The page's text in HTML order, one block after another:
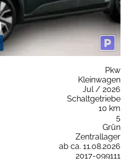
Pkw
Kleinwagen
Jul / 2026
Schaltgetriebe
10 km
5
Grün
Zentrallager
ab ca. 11.08.2026
2017-099111